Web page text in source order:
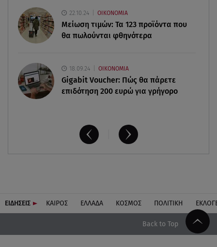
22.10.24 ΟΙΚΟΝΟΜΙΑ
Μείωση τιμών: Τα 123 προϊόντα που
θα πωλούνται φθηνότερα
18.09.24 ΟΙΚΟΝΟΜΙΑ
Gigabit Voucher: Πώς θα πάρετε
επιδότηση 200 ευρώ για γρήγορο
ΕΙΔΗΣΕΙΣ ΚΑΙΡΟΣ ΕΛΛΑΔΑ ΚΟΣΜΟΣ ΠΟΛΙΤΙΚΗ
Back to Top